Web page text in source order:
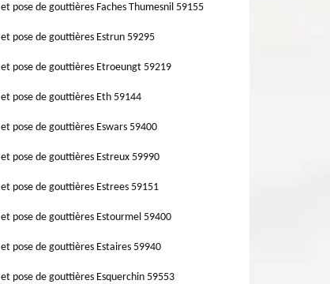
pose de gouttières Faches Thumesnil 59155
pose de gouttières Estrun 59295
pose de gouttières Etroeungt 59219
pose de gouttières Eth 59144
pose de gouttières Eswars 59400
pose de gouttières Estreux 59990
pose de gouttières Estrees 59151
pose de gouttières Estourmel 59400
pose de gouttières Estaires 59940
pose de gouttières Esquerchin 59553